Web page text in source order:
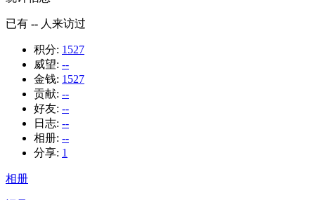
已有 -- 人来访过
积分: 1527
威望: --
金钱: 1527
贡献: --
好友: --
日志: --
相册: --
分享: 1
相册